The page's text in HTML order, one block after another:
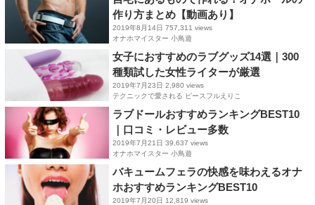
作り方まとめ【動画あり】
2019年8月14日 757,311 views
オナホマイスター 小鳥遊
女子におすすめのラブグッズ14選｜300
種類試した女性ライターが厳選
2019年7月23日 2,980 views
テクニックで愛される ピースフルえりこ
ラブドールおすすめランキングBEST10
｜口コミ・レビュー多数
2019年7月21日 39,637 views
オナホマイスター 小鳥遊
バキュームフェラの快感を味わえるオナ
ホおすすめランキングBEST10
2019年7月20日 12,819 views